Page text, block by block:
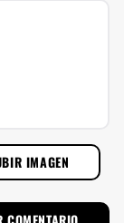
IMAGEN